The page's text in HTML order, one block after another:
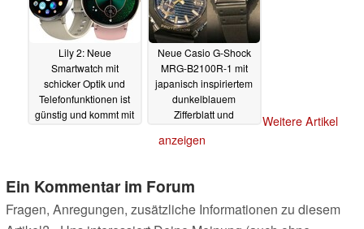
Lily 2: Neue
Smartwatch mit
schicker Optik und
Telefonfunktionen ist
günstig und kommt mit
Neue Casio G-Shock
MRG-B2100R-1 mit
japanisch inspiriertem
dunkelblauem
Zifferblatt und
Weitere Artikel
anzeigen
Ein Kommentar im Forum
Fragen, Anregungen, zusätzliche Informationen zu diesem